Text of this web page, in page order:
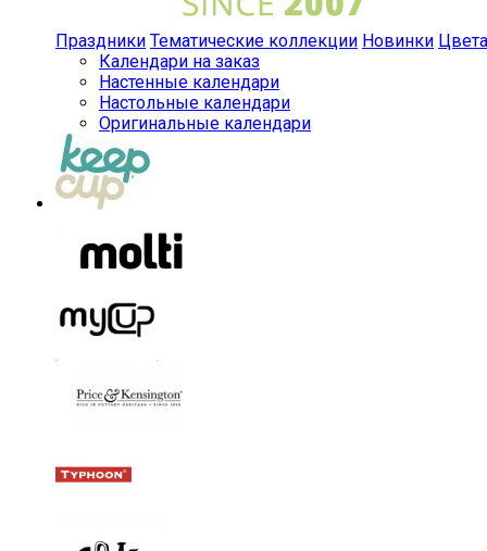
Праздники Тематические коллекции Новинки Цвета
Календари на заказ
Настенные календари
Настольные календари
Оригинальные календари